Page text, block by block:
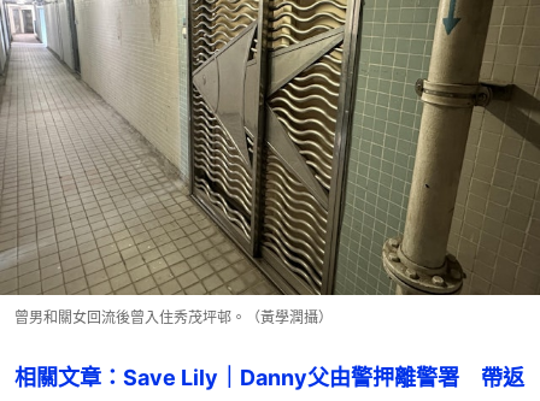
曾男和關女回流後曾入住秀茂坪邨。（黃學潤攝）
相關文章：Save Lily｜Danny父由警押離警署　帶返